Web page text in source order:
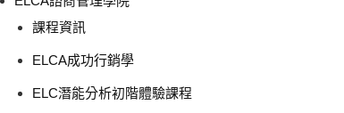
課程資訊
ELCA成功行銷學
ELC潛能分析初階體驗課程